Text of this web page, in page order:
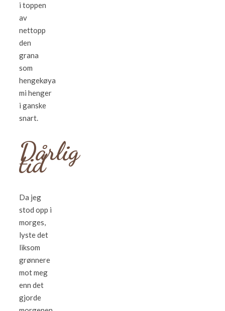
i toppen
av
nettopp
den
grana
som
hengekøya
mi henger
i ganske
snart.
Dårlig
tid
Da jeg
stod opp i
morges,
lyste det
liksom
grønnere
mot meg
enn det
gjorde